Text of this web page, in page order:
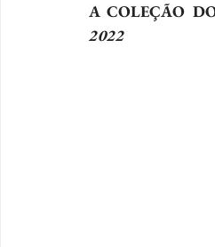
A COLEÇÃO
2022